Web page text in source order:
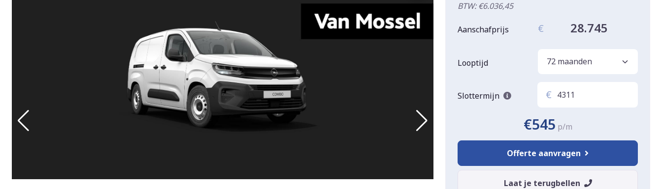
BTW: €6.036,45
Aanschafprijs € 28.745
Looptijd
Slottermijn €
€545 p/m
Offerte aanvragen
Laat je terugbellen